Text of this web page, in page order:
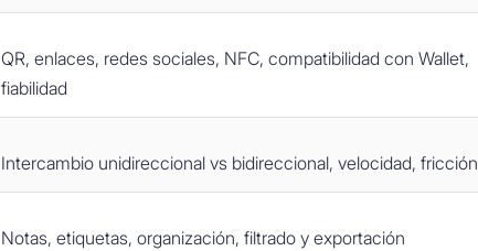
QR, enlaces, redes sociales, NFC, compatibilidad con Wallet,
fiabilidad
Intercambio unidireccional vs bidireccional, velocidad, fricción
Notas, etiquetas, organización, filtrado y exportación